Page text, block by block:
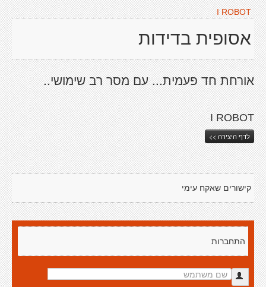
I ROBOT
אסופית בדידות
אורחת חד פעמית... עם מסר רב שימושי..
I ROBOT
לדף היצירה >>
קישורים שאקח עימי
התחברות